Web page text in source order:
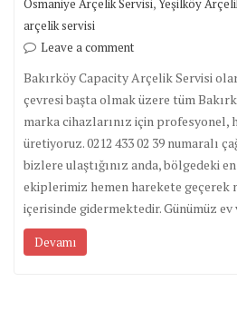
Osmaniye Arçelik Servisi,Yeşilköy
arçelik servisi
Leave a comment
Bakırköy Capacity Arçelik Servisi
çevresi başta olmak üzere tüm
marka cihazlarınız için profesyonel,
üretiyoruz. 0212 433 02 39 numaralı
bizlere ulaştığınız anda, bölgedeki
ekiplerimiz hemen harekete geçerek
içerisinde gidermektedir. Günümüz
Devamı